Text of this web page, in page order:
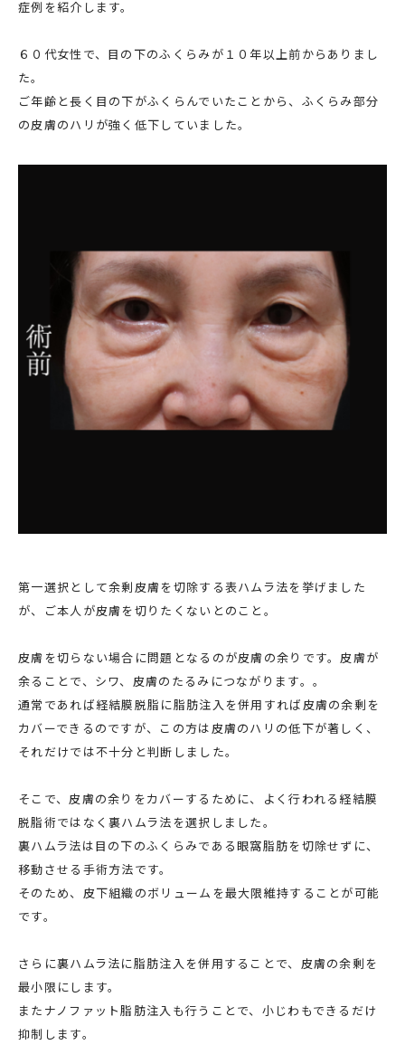
症例を紹介します。
６０代女性で、目の下のふくらみが１０年以上前からありまし
た。
ご年齢と長く目の下がふくらんでいたことから、ふくらみ部分
の皮膚のハリが強く低下していました。
第一選択として余剰皮膚を切除する表ハムラ法を挙げました
が、ご本人が皮膚を切りたくないとのこと。
皮膚を切らない場合に問題となるのが皮膚の余りです。皮膚が
余ることで、シワ、皮膚のたるみにつながります。。
通常であれば経結膜脱脂に脂肪注入を併用すれば皮膚の余剰を
カバーできるのですが、この方は皮膚のハリの低下が著しく、
それだけでは不十分と判断しました。
そこで、皮膚の余りをカバーするために、よく行われる経結膜
脱脂術ではなく裏ハムラ法を選択しました。
裏ハムラ法は目の下のふくらみである眼窩脂肪を切除せずに、
移動させる手術方法です。
そのため、皮下組織のボリュームを最大限維持することが可能
です。
さらに裏ハムラ法に脂肪注入を併用することで、皮膚の余剰を
最小限にします。
またナノファット脂肪注入も行うことで、小じわもできるだけ
抑制します。